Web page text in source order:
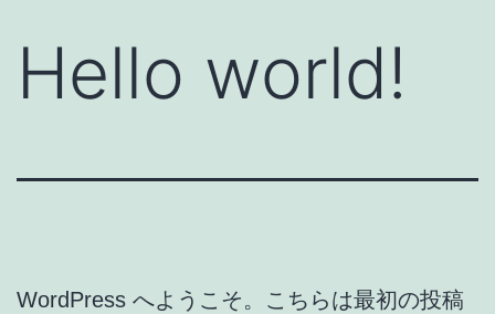
Hello world!
WordPress へようこそ。こちらは最初の投稿